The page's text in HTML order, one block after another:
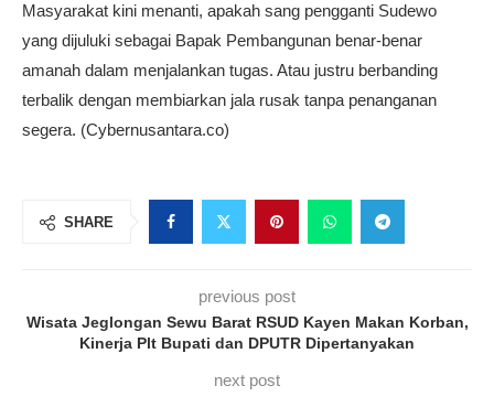
Masyarakat kini menanti, apakah sang pengganti Sudewo
yang dijuluki sebagai Bapak Pembangunan benar-benar
amanah dalam menjalankan tugas. Atau justru berbanding
terbalik dengan membiarkan jala rusak tanpa penanganan
segera. (Cybernusantara.co)
SHARE
previous post
Wisata Jeglongan Sewu Barat RSUD Kayen Makan Korban,
Kinerja Plt Bupati dan DPUTR Dipertanyakan
next post